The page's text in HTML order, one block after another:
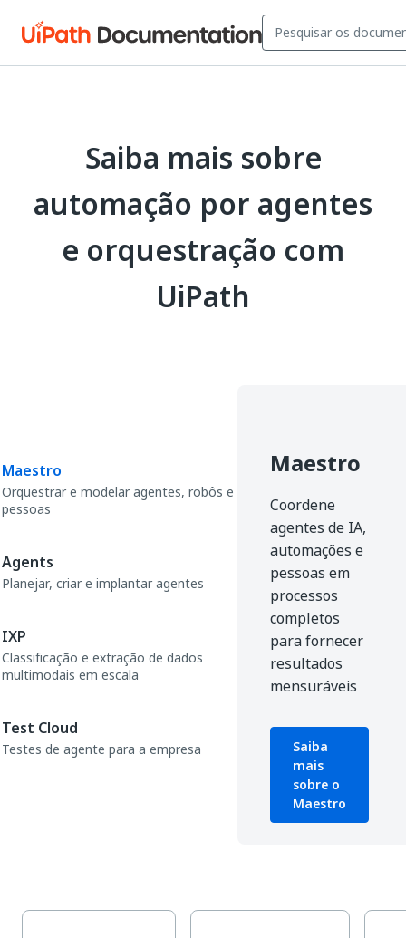
Saiba mais sobre
automação por agentes
e orquestração com
UiPath
Maestro
Orquestrar e modelar agentes, robôs e
pessoas
Agents
Planejar, criar e implantar agentes
IXP
Classificação e extração de dados
multimodais em escala
Test Cloud
Testes de agente para a empresa
Maestro
Coordene
agentes de IA,
automações e
pessoas em
processos
completos
para fornecer
resultados
mensuráveis
Saiba
mais
sobre o
Maestro